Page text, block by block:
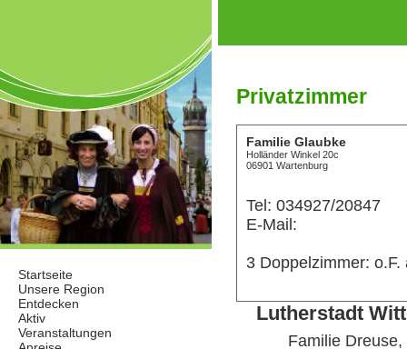
Startseite
Unsere Region
Entdecken
Aktiv
Veranstaltungen
Privatzimmer
Familie Glaubke
Holländer Winkel 20c
06901 Wartenburg
Tel: 034927/20847
E-Mail:
3 Doppelzimmer: o.F.
Lutherstadt
Familie